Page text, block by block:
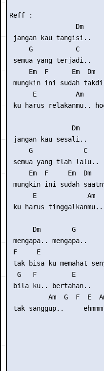
Reff :
                 Dm
jangan kau tangisi..
     G           C
semua yang terjadi..
     Em  F      Em  Dm
mungkin ini sudah
      E          Am
ku harus relakanmu..
                Dm
jangan kau sesali..
     G             C
semua yang tlah lalu..
     Em  F     Em  Dm
mungkin ini sudah
      E             Am
ku harus tinggalkanmu..
      Dm        G
mengapa.. mengapa..
F     E
tak bisa ku memahat
  G   F         E
bila ku.. bertahan..
Am  G  F  E
tak sanggup..